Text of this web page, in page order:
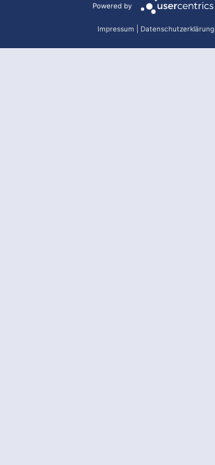
Powered by
Impressum Datenschutzerklärung